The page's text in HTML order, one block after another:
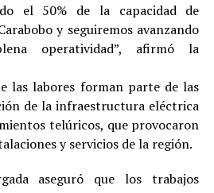
el 50% de la capacidad de
y seguiremos avanzando
operatividad”, afirmó la
las labores forman parte de las
de la infraestructura eléctrica
telúricos, que provocaron
y servicios de la región.
aseguró que los trabajos